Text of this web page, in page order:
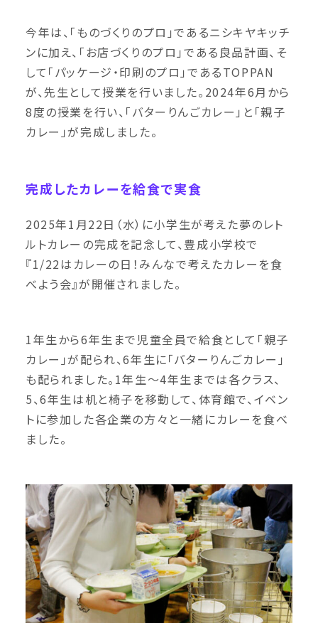
今年は、「ものづくりのプロ」であるニシキヤキッチ
ンに加え、「お店づくりのプロ」である良品計画、そ
して「パッケージ・印刷のプロ」であるTOPPAN
が、先生として授業を行いました。2024年6月から
8度の授業を行い、「バターりんごカレー」と「親子
カレー」が完成しました。
完成したカレーを給食で実食
2025年1月22日（水）に小学生が考えた夢のレト
ルトカレーの完成を記念して、豊成小学校で
『1/22はカレーの日！みんなで考えたカレーを食
べよう会』が開催されました。
1年生から6年生まで児童全員で給食として「親子
カレー」が配られ、6年生に「バターりんごカレー」
も配られました。1年生〜4年生までは各クラス、
5、6年生は机と椅子を移動して、体育館で、イベン
トに参加した各企業の方々と一緒にカレーを食べ
ました。